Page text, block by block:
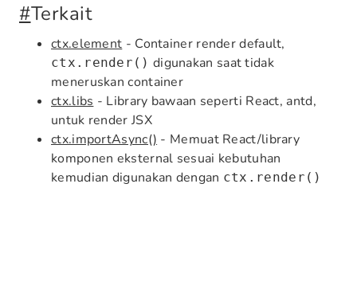
#Terkait
ctx.element - Container render default,
ctx.render() digunakan saat tidak
meneruskan container
ctx.libs - Library bawaan seperti React, antd,
untuk render JSX
ctx.importAsync() - Memuat React/library
komponen eksternal sesuai kebutuhan
kemudian digunakan dengan ctx.render()